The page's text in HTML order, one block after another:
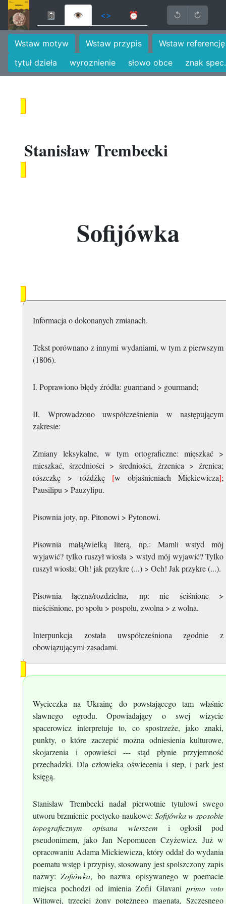
📓 👁 <> ⏰ ↺ ↻
Wstaw motyw Wstaw przypis
Wstaw referencję
tytuł dzieła
wyroznienie słowo obce znak spec.
Stanisław Trembecki
Sofijówka
Informacja o dokonanych zmianach.
Tekst porównano z innymi wydaniami, w tym z pierwszym
(1806).
I. Poprawiono błędy źródła: guarmand > gourmand;
II. Wprowadzono uwspółcześnienia w następującym
zakresie:
Zmiany leksykalne, w tym ortograficzne: mięszkać >
mieszkać, śrzedniości > średniości, źrzenica > źrenica;
rószczkę > różdżkę [w objaśnieniach Mickiewicza];
Pausilipu > Pauzylipu.
Pisownia joty, np. Pitonowi > Pytonowi.
Pisownia małą/wielką literą, np.: Mamli wstyd mój
wyjawić? tylko ruszył wiosła > wstyd mój wyjawić? Tylko
ruszył wiosła; Oh! jak przykre (...) > Och! Jak przykre (...).
Pisownia łączna/rozdzielna, np: nie ściśnione >
nieściśnione, po społu > pospołu, zwolna > z wolna.
Interpunkcja została uwspółcześniona zgodnie z
obowiązującymi zasadami.
Wycieczka na Ukrainę do powstającego tam właśnie
sławnego ogrodu. Opowiadający o swej wizycie
spacerowicz interpretuje to, co spostrzeże, jako znaki,
punkty, o które zaczepić można odniesienia kulturowe,
skojarzenia i opowieści --- stąd płynie przyjemność
przechadzki. Dla człowieka oświecenia i step, i park jest
księgą.
Stanisław Trembecki nadał pierwotnie tytułowi swego
utworu brzmienie poetycko-naukowe: Sofijówka w sposobie
topograficznym opisana wierszem i ogłosił pod
pseudonimem, jako Jan Nepomucen Czyżewicz. Już w
opracowaniu Adama Mickiewicza, który oddał do wydania
poematu wstęp i przypisy, stosowany jest spolszczony zapis
nazwy:Zofiówka, bo nazwa opisywanego w poemacie
miejsca pochodzi od imienia Zofii Glavani primo voto
Wittowej, trzeciej żony potężnego magnata, Szczęsnego